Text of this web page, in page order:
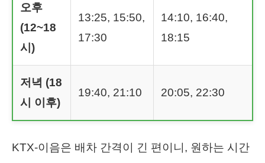
오후
(12~18
시)
13:25, 15:50,
17:30
14:10, 16:40,
18:15
저녁 (18
시 이후)
19:40, 21:10 20:05, 22:30
KTX-이음은 배차 간격이 긴 편이니, 원하는 시간